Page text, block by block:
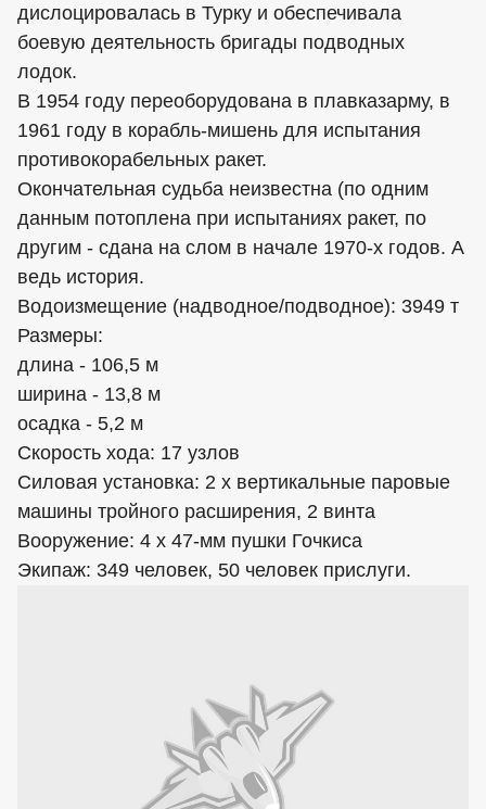
дислоцировалась в Турку и обеспечивала
боевую деятельность бригады подводных
лодок.
В 1954 году переоборудована в плавказарму, в
1961 году в корабль-мишень для испытания
противокорабельных ракет.
Окончательная судьба неизвестна (по одним
данным потоплена при испытаниях ракет, по
другим - сдана на слом в начале 1970-х годов. А
ведь история.
Водоизмещение (надводное/подводное): 3949 т
Размеры:
длина - 106,5 м
ширина - 13,8 м
осадка - 5,2 м
Скорость хода: 17 узлов
Силовая установка: 2 х вертикальные паровые
машины тройного расширения, 2 винта
Вооружение: 4 х 47-мм пушки Гочкиса
Экипаж: 349 человек, 50 человек прислуги.